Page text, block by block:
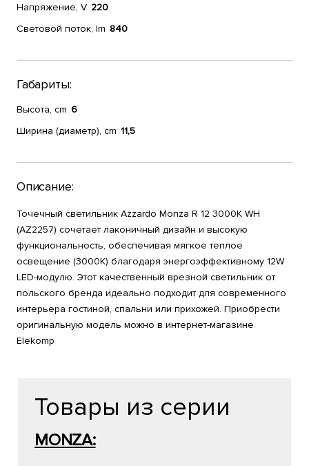
Напряжение, V 220
Световой поток, lm 840
Габариты:
Высота, cm 6
Ширина (диаметр), cm 11,5
Описание:
Точечный светильник Azzardo Monza R 12 3000K WH
(AZ2257) сочетает лаконичный дизайн и высокую
функциональность, обеспечивая мягкое теплое
освещение (3000K) благодаря энергоэффективному 12W
LED-модулю. Этот качественный врезной светильник от
польского бренда идеально подходит для современного
интерьера гостиной, спальни или прихожей. Приобрести
оригинальную модель можно в интернет-магазине
Elekomp
Товары из серии
MONZA: